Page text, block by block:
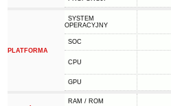
PLATFORMA
SYSTEM
OPERACYJNY
SOC
CPU
GPU
RAM / ROM